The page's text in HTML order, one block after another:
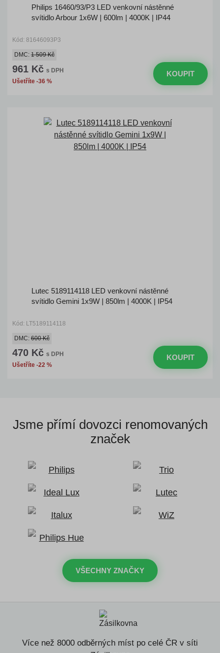
Philips 16460/93/P3 LED venkovní nástěnné
svítidlo Arbour 1x6W | 600lm | 4000K | IP44
Kód: 81646093P3
DMC: 1 509 Kč
961 Kč s DPH
Ušetříte -36 %
KOUPIT
Lutec 5189114118 LED venkovní nástěnné
svítidlo Gemini 1x9W | 850lm | 4000K | IP54
Kód: LT5189114118
DMC: 600 Kč
470 Kč s DPH
Ušetříte -22 %
KOUPIT
Jsme přímí dovozci renomovaných
značek
VŠECHNY ZNAČKY
Více než 8000 odběrných míst po celé ČR v síti